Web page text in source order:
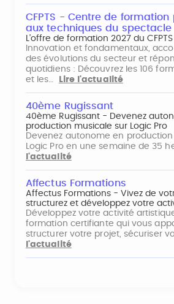
CFPTS - Centre de formation
aux techniques du spectacle
L’offre de formation 2027 du
Innovation et fondamentaux,
des évolutions du secteur et
quotidiens : Découvrez les 106
et les…
Lire l'actualité
40ème Rugissant
40ème Rugissant - Devenez
production musicale sur Logic Pro
Devenez autonome en
Logic Pro en une semaine de 35
l'actualité
Affectus Formations
Affectus Formations - Vivez de
structurez et développez votre
Développez votre activité
formation certifiante qui vous
structurer votre projet, sécuriser
l'actualité